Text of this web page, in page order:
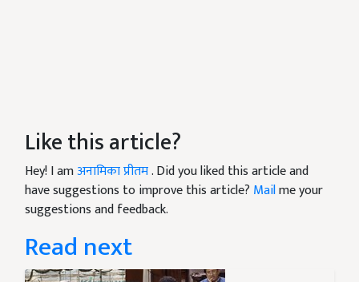
Like this article?
Hey! I amअनामिका प्रीतम. Did you liked this article and
have suggestions to improve this article? Mailme your
suggestions and feedback.
Read next